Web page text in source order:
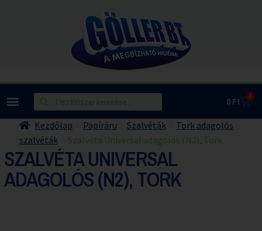
0Ft 0
Kezdőlap Papíráru Szalvéták
Tork adagolós
szalvéták
Szalvéta Universal adagolós (N2), Tork
SZALVÉTA UNIVERSAL
ADAGOLÓS (N2), TORK